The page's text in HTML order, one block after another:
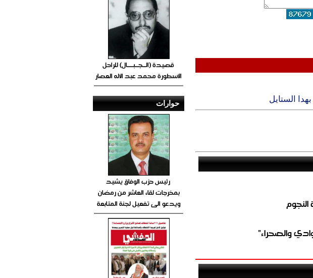
الستايل
والصحراء"
قصيدة (الــجــبــــال) للراحل
الأسطورة محمد عبد الاله العصار
حوارات
رئيس حزب الوفاق يشيد
بمخرجات لقاء العاشر من رمضان
ويدعو الى تفعيل لجنة المتابعة